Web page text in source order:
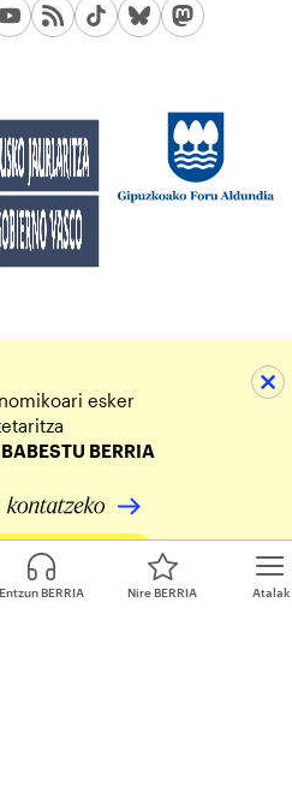
Atalak
Entzun BERRIA Nire BERRIA
esker
BABESTU BERRIA
ekarpena